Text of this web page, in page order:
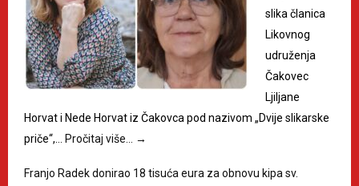
slika članica
Likovnog
udruženja
Čakovec
Ljiljane
Horvat i Nede Horvat iz Čakovca pod nazivom „Dvije slikarske
priče“,…
Pročitaj više… →
Franjo Radek donirao 18 tisuća eura za obnovu kipa sv.